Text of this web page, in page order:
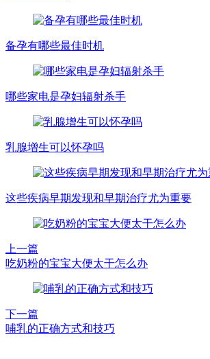
备孕有哪些最佳时机
哪些家电是孕妇辐射杀手
乳腺增生可以怀孕吗
这些疾病早期发现和早期治疗尤为重要
上一篇
吃奶粉的宝宝大便太干怎么办
下一篇
哺乳的正确方式和技巧